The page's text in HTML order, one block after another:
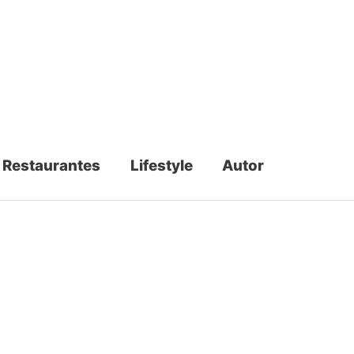
Restaurantes Lifestyle Autor